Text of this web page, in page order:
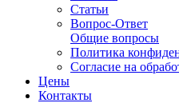
Статьи
Вопрос-Ответ
Общие вопросы
Политика
Согласие на
Цены
Контакты